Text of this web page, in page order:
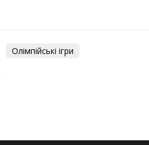
Олімпійські ігри